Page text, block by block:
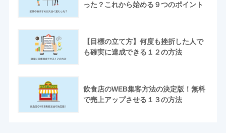
った？これから始める９つのポイント
【目標の立て方】何度も挫折した人で
も確実に達成できる１２の方法
飲食店のWEB集客方法の決定版！無料
で売上アップさせる１３の方法